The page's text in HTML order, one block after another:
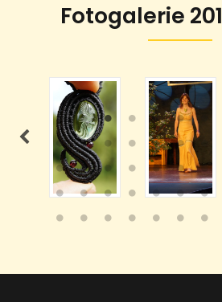
Fotogalerie